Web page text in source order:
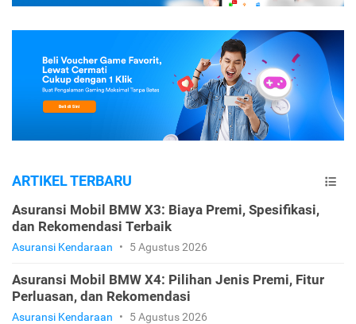
ARTIKEL TERBARU
Asuransi Mobil BMW X3: Biaya Premi, Spesifikasi,
dan Rekomendasi Terbaik
Asuransi Kendaraan • 5 Agustus 2026
Asuransi Mobil BMW X4: Pilihan Jenis Premi, Fitur
Perluasan, dan Rekomendasi
Asuransi Kendaraan • 5 Agustus 2026